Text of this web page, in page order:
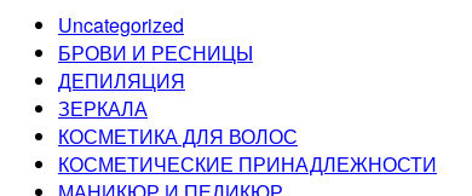
Uncategorized
БРОВИ И РЕСНИЦЫ
ДЕПИЛЯЦИЯ
ЗЕРКАЛА
КОСМЕТИКА ДЛЯ ВОЛОС
КОСМЕТИЧЕСКИЕ ПРИНАДЛЕЖНОСТИ